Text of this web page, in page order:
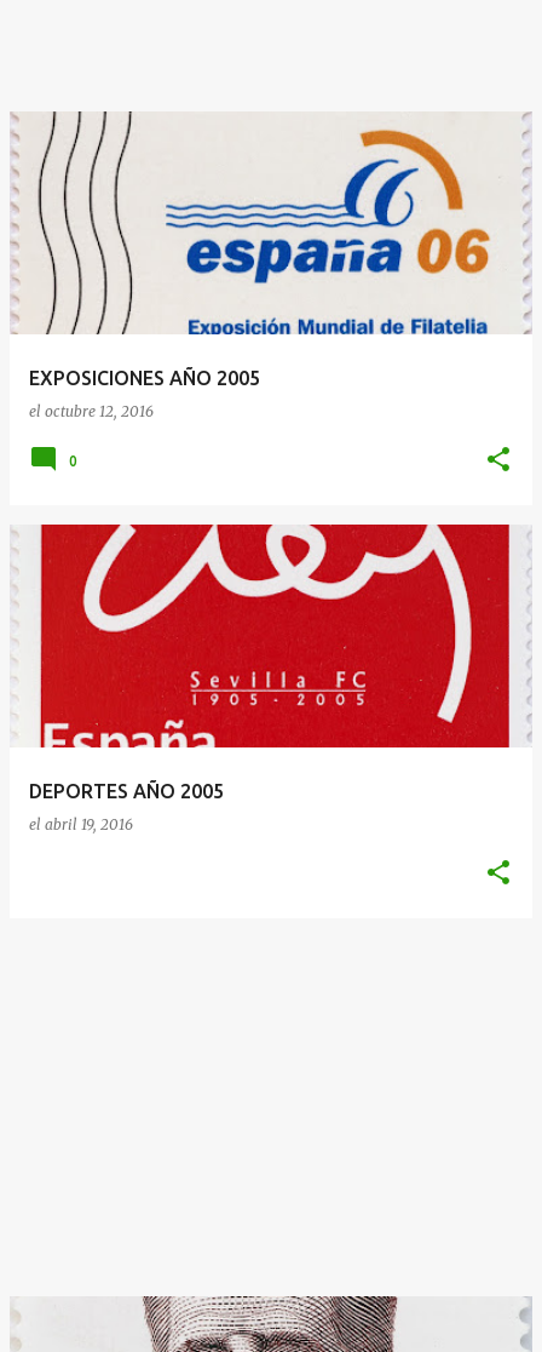
EXPOSICIONES AÑO 2005
el octubre 12, 2016
0
DEPORTES AÑO 2005
el abril 19, 2016